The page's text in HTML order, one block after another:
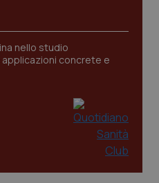
nello studio
concrete e
.quotidianosanita.it